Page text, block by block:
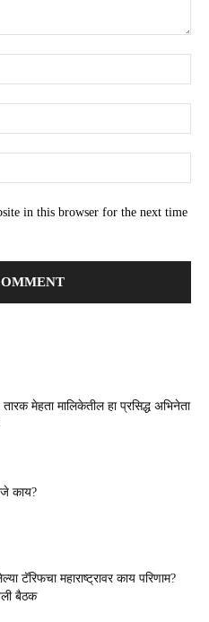
in this browser for the next time
मेहता मालिकेतील हा प्रसिद्ध अभिनेता
काय?
टॅरिफचा महाराष्ट्रावर काय परिणाम?
बैठक